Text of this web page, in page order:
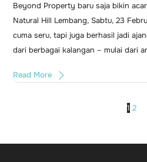
Beyond Property baru saja bikin
Natural Hill Lembang, Sabtu, 23
cuma seru, tapi juga berhasil jadi
dari berbagai kalangan – mulai dari
Read More
1 2